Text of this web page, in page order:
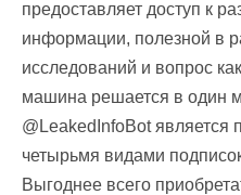
предоставляет доступ к
информации, полезной в
исследований и вопрос
машина решается в один
@LeakedInfoBot является
четырьмя видами
Выгоднее всего